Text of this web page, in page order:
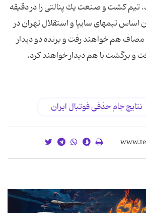
كشت و صنعت یك پنالتی را در دقیقه
این اساس تیمهای سایپا و استقلال تهران در
مصاف هم خواهند رفت و برنده دو دیدار
و برگشت با هم دیدار خواهند كرد.
نتایج جام حذفی فوتبال ایران